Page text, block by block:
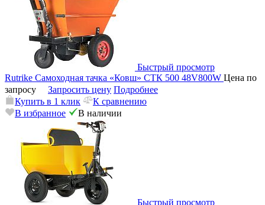
Быстрый просмотр
Rutrike Самоходная тачка «Ковш» СТК 500 48V800W Цена по
запросу
Запросить цену Подробнее
Купить в 1 клик
К сравнению
В избранное
В наличии
Быстрый просмотр